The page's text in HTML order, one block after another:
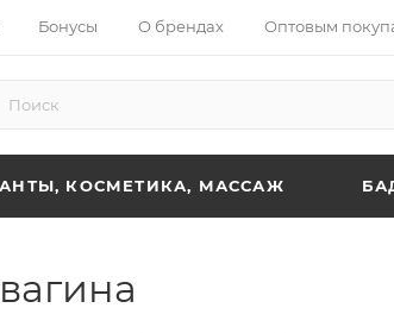
Бонусы О брендах Оптовым
КОСМЕТИКА, МАССАЖ